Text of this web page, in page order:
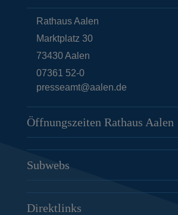
Rathaus Aalen
Marktplatz 30
73430Aalen
07361 52-0
presseamt@aalen.de
Öffnungszeiten Rathaus Aalen
Subwebs
Direktlinks